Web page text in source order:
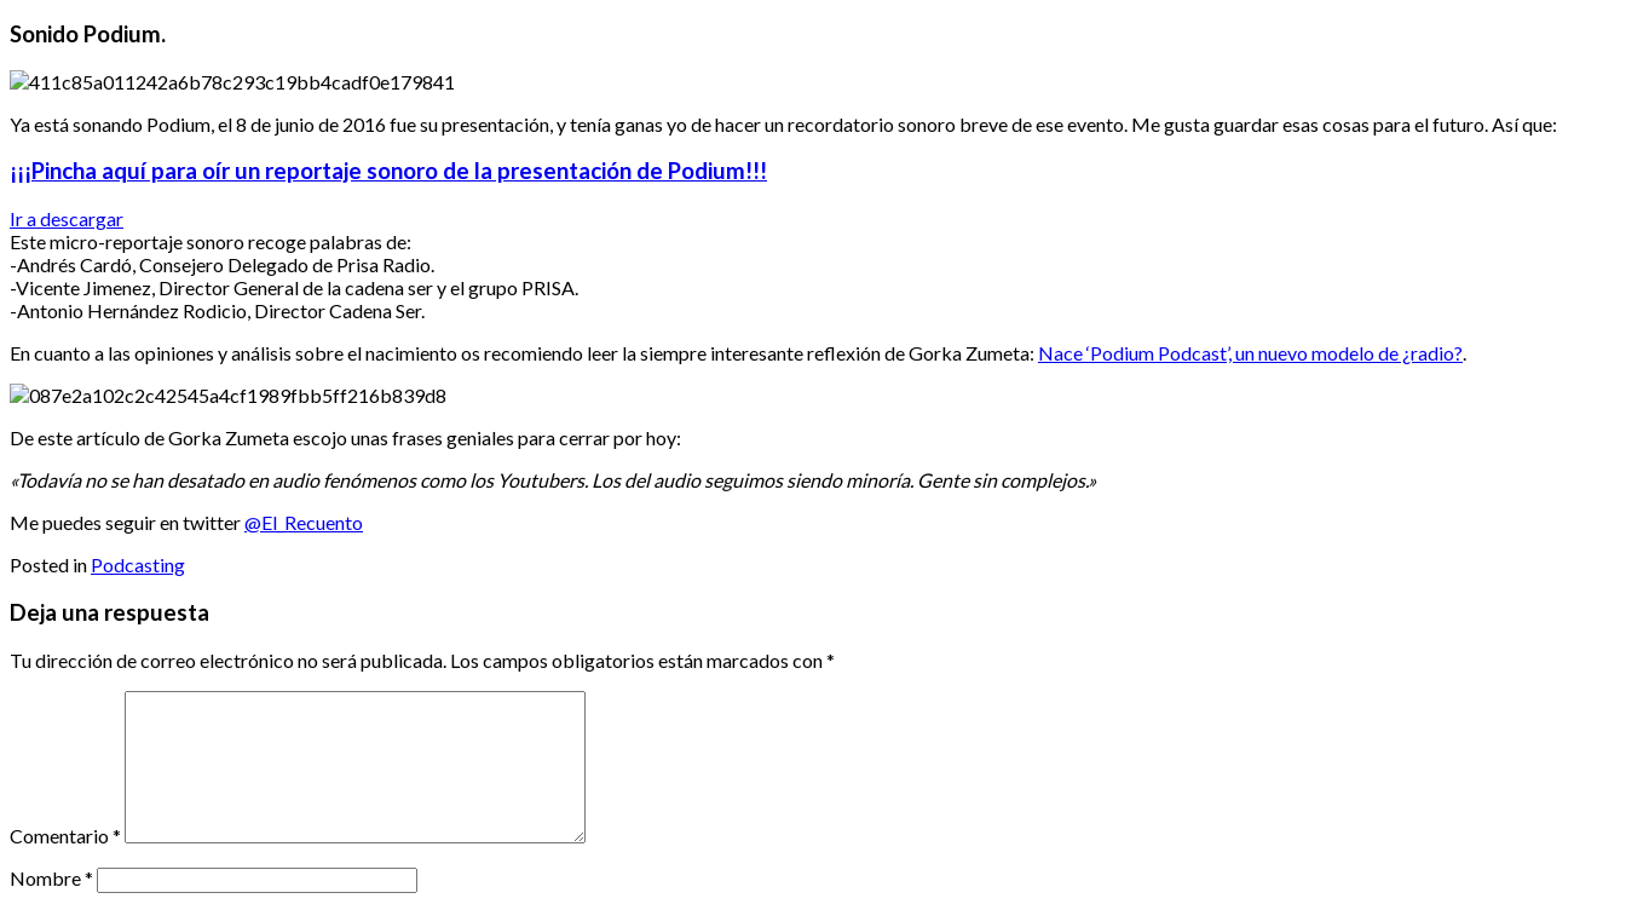
Sonido Podium.
Ya está sonando Podium, el 8 de junio de 2016 fue su presentación, y tenía ganas yo de hacer un recordatorio sonoro breve de ese evento. Me gusta guardar esas cosas para el futuro. Así que:
¡¡¡Pincha aquí para oír un reportaje sonoro de la presentación de Podium!!!
Ir a descargar
Este micro-reportaje sonoro recoge palabras de:
-Andrés Cardó, Consejero Delegado de Prisa Radio.
-Vicente Jimenez, Director General de la cadena ser y el grupo PRISA.
-Antonio Hernández Rodicio, Director Cadena Ser.
En cuanto a las opiniones y análisis sobre el nacimiento os recomiendo leer la siempre interesante reflexión de Gorka Zumeta: Nace ‘Podium Podcast’, un nuevo modelo de ¿radio?.
De este artículo de Gorka Zumeta escojo unas frases geniales para cerrar por hoy:
«Todavía no se han desatado en audio fenómenos como los Youtubers. Los del audio seguimos siendo minoría. Gente sin complejos.»
Me puedes seguir en twitter@El_Recuento
Posted in Podcasting
Deja una respuesta
Tu dirección de correo electrónico no será publicada. Los campos obligatorios están marcados con*
Comentario*
Nombre*